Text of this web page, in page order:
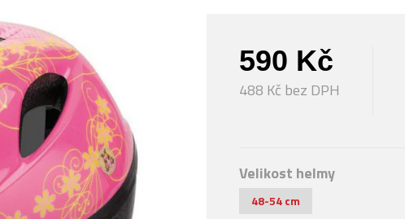
590 Kč
488 Kč bez DPH
Velikost helmy
48-54 cm